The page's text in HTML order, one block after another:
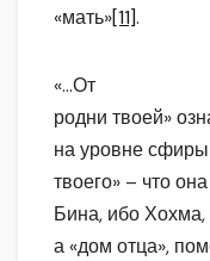
«мать»[11].
«…От
родни твоей»
на уровне
твоего» – что
Бина, ибо Хохма,
а «дом отца»,